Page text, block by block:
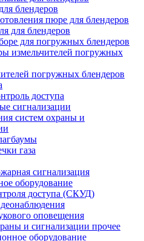
блендеров
пюре для блендеров
для блендеров
для погружных блендеров
измельчителей погружных
погружных блендеров
доступа
сигнализации
систем охраны и
газа
сигнализация
оборудование
доступа (СКУД)
оповещения
и сигнализации прочее
оборудование